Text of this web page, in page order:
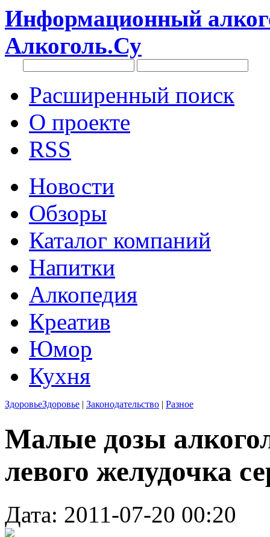
Информационный
Алкоголь.Су
Расширенный поиск
О проекте
RSS
Новости
Обзоры
Каталог компаний
Напитки
Алкопедия
Креатив
Юмор
Кухня
ЗдоровьеЗдоровье | Законодательство | Разное
Малые дозы
левого желудочка
Дата: 2011-07-20 00:20